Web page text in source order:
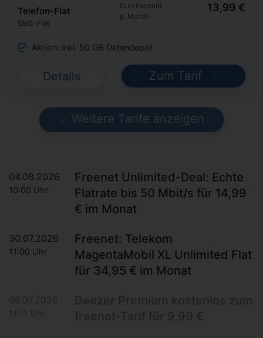
Telefon-Flat
SMS-Flat
Durchschnitt
p. Monat
13,99 €
Aktion: inkl. 50 GB Datendepot
Details Zum Tarif
Weitere Tarife anzeigen
04.08.2026
10:00 Uhr
Freenet Unlimited-Deal: Echte
Flatrate bis 50 Mbit/s für 14,99
€ im Monat
30.07.2026
11:00 Uhr
Freenet: Telekom
MagentaMobil XL Unlimited Flat
für 34,95 € im Monat